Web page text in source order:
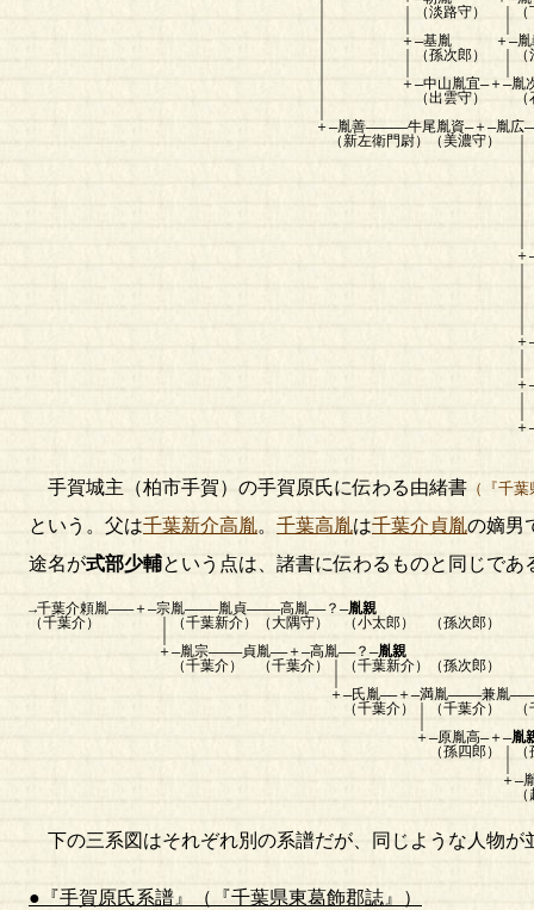
｜ ｜（淡路守） ｜（下野
｜ ＋―基胤 ＋―胤義―――――胤広――――
｜ ｜（孫次郎） ｜（治部少輔） （九
｜ ＋―中山胤宜―＋―胤次
｜ （出雲守） （石見守） （
＋―胤善―――――牛尾胤資―＋―胤広―――胤家――
（新左衛門尉）（美濃守） ｜（尾張守）（隼
＋―五郎右衛門―五郎右衛
＋―仁戸名三郎左衛門―三郎左
＋―娘 ＋―牛尾
＋―娘 ＋―牛
手賀城主（柏市手賀）の手賀原氏に伝わる由緒書 （『千
という。父は千葉新介高胤。 千葉高胤は千葉介貞胤の嫡男
途名が式部少輔という点は、諸書に伝わるものと同じであ
→千葉介頼胤―――＋―宗胤――――胤貞――――高胤――？―胤親
（千葉介） ｜（千葉新介）（大隅守） （小太郎） （孫次郎）
＋―胤宗――――貞胤――＋―高胤――？―胤親
（千葉介） （千葉介）｜（千葉新介）（孫次郎）
＋―氏胤――＋―満胤――――兼胤―――
（千葉介）｜（千葉介） （千葉介）
＋―原胤高―＋―胤
（孫四郎）｜（孫次
＋―胤
（越後守
下の三系図はそれぞれ別の系譜だが、同じような人物が
●『手賀原氏系譜』（『千葉県東葛飾郡誌』）